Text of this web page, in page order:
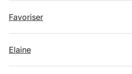
Favoriser
Elaine